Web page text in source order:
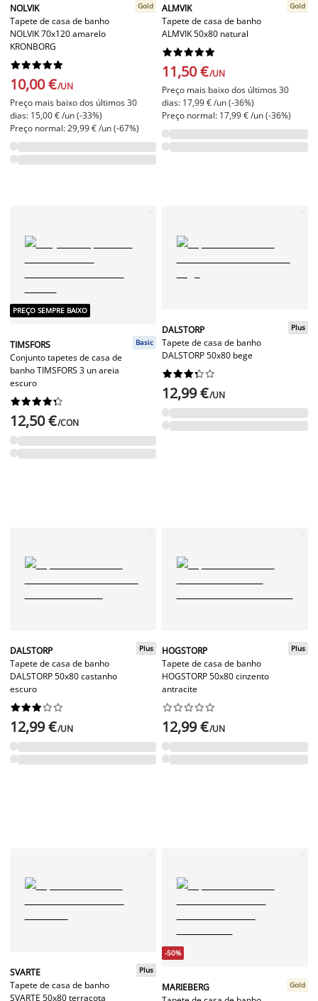
NOLVIK
Tapete de casa de banho
NOLVIK 70x120 amarelo
KRONBORG
Gold






10,00 €/UN
Preço mais baixo dos últimos 30
dias: 15,00 € /un (-33%)
Preço normal: 29,99 € /un (-67%)
ALMVIK
Tapete de casa de banho
ALMVIK 50x80 natural
Gold






11,50 €/UN
Preço mais baixo dos últimos 30
dias: 17,99 € /un (-36%)
Preço normal: 17,99 € /un (-36%)
PREÇO SEMPRE BAIXO
TIMSFORS
Conjunto tapetes de casa de
banho TIMSFORS 3 un areia
escuro
Basic






12,50 €/CON
DALSTORP
Tapete de casa de banho
DALSTORP 50x80 bege
Plus






12,99 €/UN
DALSTORP
Tapete de casa de banho
DALSTORP 50x80 castanho
escuro
Plus






12,99 €/UN
HOGSTORP
Tapete de casa de banho
HOGSTORP 50x80 cinzento
antracite
Plus






12,99 €/UN
SVARTE
Tapete de casa de banho
SVARTE 50x80 terracota
Plus
-50%
MARIEBERG
Gold